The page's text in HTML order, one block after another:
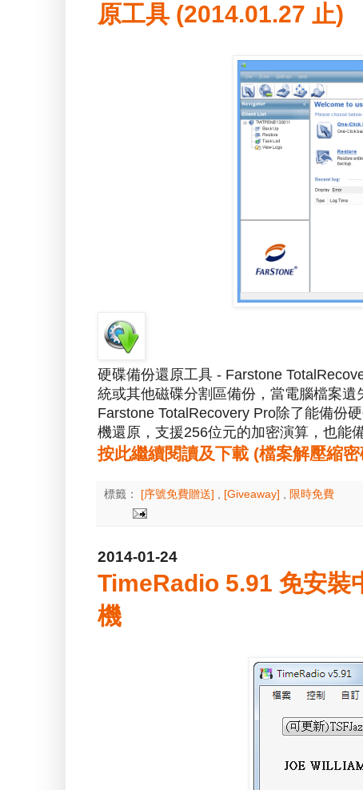
原工具 (2014.01.27 止)
硬碟備份還原工具 - Farstone
統或其他磁碟分割區備份，當電腦檔案遺
Farstone TotalRecovery Pro除了能備份
機還原，支援256位元的加密演算，也能
按此繼續閱讀及下載 (檔案解壓縮
標籤： [序號免費贈送] [Giveaway] 限時免費
2014-01-24
TimeRadio 5.91 免安裝
機